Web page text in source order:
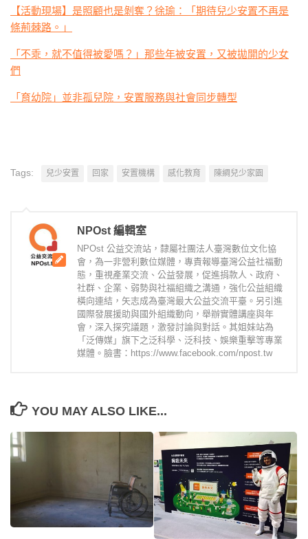
【活動現場】是照顧也是剝奪？徐瑜：「期待兒少安置不再是
條荊棘路。」
「不乖，就不值得被愛嗎？」那些年被安置，又被拋開的少女
們
「育幼院」並非孤兒院，安置服務與社會同步轉型
Tags: 兒少安置 回家 安置機構 感化教育 陳綢兒少家園
NPOst 編輯室
NPOst 公益交流站，隸屬社團法人臺灣數位文化協
會，為一非營利數位媒體，專責報導臺灣公益社福動
態，重視產業交流、公益發展，促進捐款人、政府、
社群、企業、弱勢與社福組織之溝通，強化公益組織
橫向連結，矢志成為臺灣最大公益交流平臺。另引進
國際發展援助與國外組織動向，舉辦實體講座與年
會，深入探究議題，激發討論與對話。其姐妹站為
「泛傳媒」旗下之泛科學、泛科技、娛樂重擊等專業
媒體。臉書：https://www.facebook.com/npost.tw
YOU MAY ALSO LIKE...